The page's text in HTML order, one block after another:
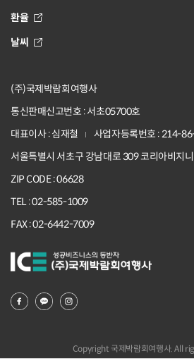
환율
날씨
(주)국제박람회여행사
통신판매신고번호 : 서초05700호
대표이사 : 심재철
사업자등록번호 : 214-
서울특별시 서초구 강남대로 309 코리아비지
ZIP CODE : 06628
TEL : 02-585-1009
FAX : 02-6442-7009
Copyright 국제박람회여행사. All